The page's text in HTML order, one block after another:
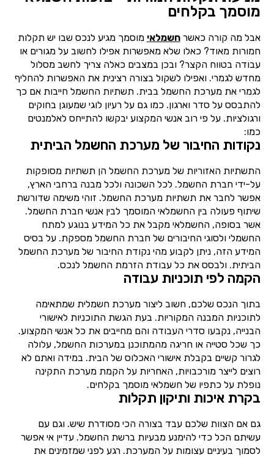
מוסמך בקלחים
אבל מה קורה כאשרחשמלאי מוסמך מגיע לנכס שבו יש תקלות
חמורות מאוד? כאלו שלא מאפשרות אפילו לחשוב על מגורים או
עבודה בטווח הקצר? ובכן במצבים כאלה צריך לחשב מסלול
מחדש לגמרי. ואפילו לשקול בצורה רצינית את האפשרות להחליף
לגמרי את מערכת החשמל בבית. תשתיות החשמל חייבות אם כך
להתבסס על סדר וארגון. כמו גם על רעיון לוגי שמעוגן בחוקים
ורגולציות. על פי רוב אנשי המקצוע יבקשו להתייחס לאלמנטים
כמו:
נקודות החיבור של מערכת החשמל הביתית
התשתיות האזוריות של מערכת החשמל הן תשתיות מסופקות
על-ידי חברת החשמל. לכל השכונה ולכל מבנה ברחבי הארץ,
אפשר לחבר את תשתיות מערכת החשמל. זוהי משימה שדורשת
שיתוף פעולה בין החשמלאי המוסמך לבין אנשי חברת החשמל.
אשר בסופה, החשמלאי מקבל את כל המידע בנוגע למתח
החשמלי ולסוגי החיבורים של חברת החשמל מספקת. על בסיס
המידע הזה, ניתן לקבוע מהי נקודת החיבור של מערכת החשמל
הביתית. ולבסס את כל עבודת הזרמת החשמל לנכס.
הקמה לפי תוכניות עבודה
בתוך הנכס שלכם, חשוב ליצור מערכת חשמלית שמתאימה
לתוכניות המבנה המקוריות. בעת הגשת התוכניות לאישורי
הבנייה, נקבעו סדרי העבודה והם מחייבים את כל אנשי המקצוע.
כך שכל סטייה או חריגה מהמתוכנן במערכות החשמל, עלולה
לגרור קשיים בקבלת אישורי האכלוס של הבית. במידה ואתם לא
רוצים לייצר מורכבויות, האחריות על הקמת מערכת התקינה
נופלת על כתפיו של חשמלאי מוסמך בקלחים.
בקרת איכות ותיקון תקלות
גם אם הצוות שלכם עבד בצורה הכי מסודרת שיש. וגם עם
עשיתם הכל כדי להימנע מבעיות ברשת החשמל. עדיין אי אפשר
לסמוך בעיניים עצומות על המערכת. רגע לפני שמזמינים את